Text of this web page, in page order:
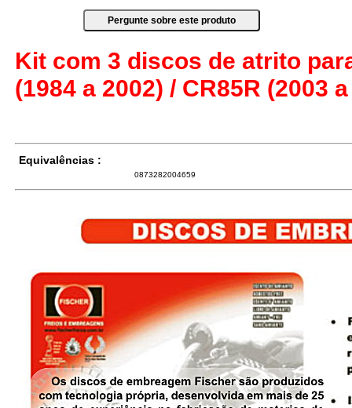
Kit com 3 discos de atrito
(1984 a 2002) / CR85R (2003
Equivalências :
0873282004659